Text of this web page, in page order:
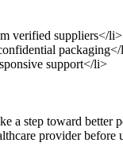
verified suppliers</li>
support</li>
a step toward better
provider before